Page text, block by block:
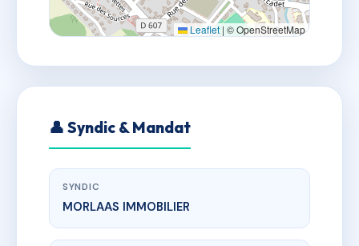
Leaflet | © OpenStreetMap
👤 Syndic & Mandat
SYNDIC
MORLAAS IMMOBILIER